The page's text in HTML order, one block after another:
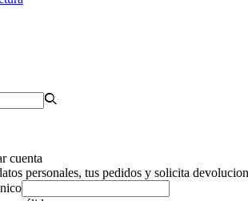
cuenta
personales, tus pedidos y solicita